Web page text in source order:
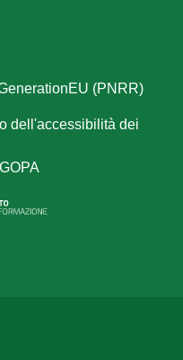
(PNRR)
dell'accessibilità dei